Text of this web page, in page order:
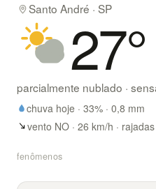
Santo André · SP
27°
parcialmente nublado ·
chuva hoje · 33% · 0,8 mm
vento NO · 26 km/h ·
fenômenos